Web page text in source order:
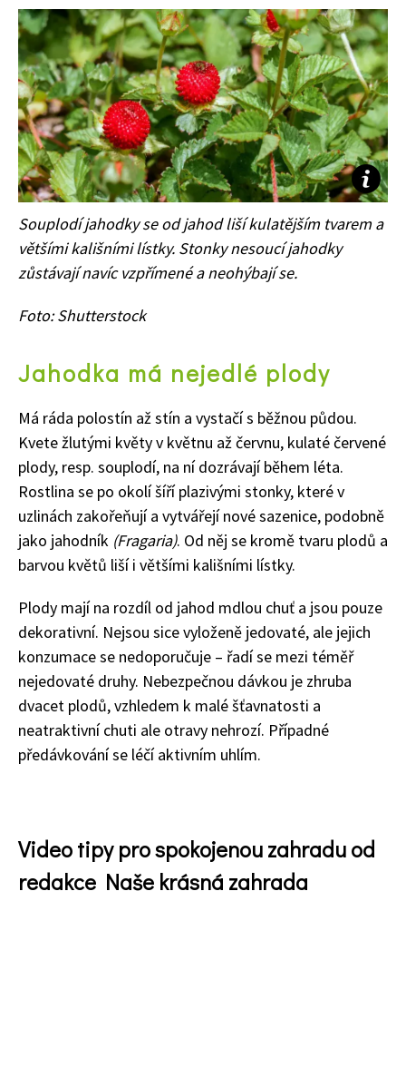
Souplodí jahodky se od jahod liší kulatějším tvarem a
většími kališními lístky. Stonky nesoucí jahodky
zůstávají navíc vzpřímené a neohýbají se.
Foto: Shutterstock
Jahodka má nejedlé plody
Má ráda polostín až stín a vystačí s běžnou půdou.
Kvete žlutými květy v květnu až červnu, kulaté červené
plody, resp. souplodí, na ní dozrávají během léta.
Rostlina se po okolí šíří plazivými stonky, které v
uzlinách zakořeňují a vytvářejí nové sazenice, podobně
jako jahodník (Fragaria). Od něj se kromě tvaru plodů a
barvou květů liší i většími kališními lístky.
Plody mají na rozdíl od jahod mdlou chuť a jsou pouze
dekorativní. Nejsou sice vyloženě jedovaté, ale jejich
konzumace se nedoporučuje – řadí se mezi téměř
nejedovaté druhy. Nebezpečnou dávkou je zhruba
dvacet plodů, vzhledem k malé šťavnatosti a
neatraktivní chuti ale otravy nehrozí. Případné
předávkování se léčí aktivním uhlím.
Video tipy pro spokojenou zahradu od
redakce Naše krásná zahrada